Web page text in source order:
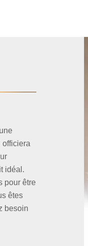
officiera
idéal.
pour être
êtes
besoin